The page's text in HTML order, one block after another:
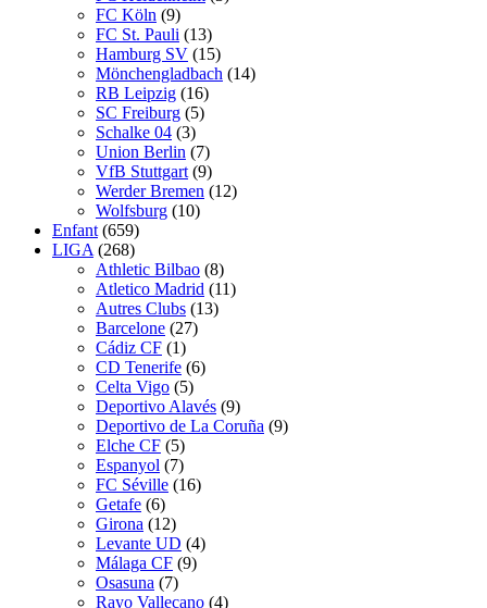
FC Köln (9)
FC St. Pauli (13)
Hamburg SV (15)
Mönchengladbach (14)
RB Leipzig (16)
SC Freiburg (5)
Schalke 04 (3)
Union Berlin (7)
VfB Stuttgart (9)
Werder Bremen (12)
Wolfsburg (10)
Enfant (659)
LIGA (268)
Athletic Bilbao (8)
Atletico Madrid (11)
Autres Clubs (13)
Barcelone (27)
Cádiz CF (1)
CD Tenerife (6)
Celta Vigo (5)
Deportivo Alavés (9)
Deportivo de La Coruña (9)
Elche CF (5)
Espanyol (7)
FC Séville (16)
Getafe (6)
Girona (12)
Levante UD (4)
Málaga CF (9)
Osasuna (7)
Rayo Vallecano (4)